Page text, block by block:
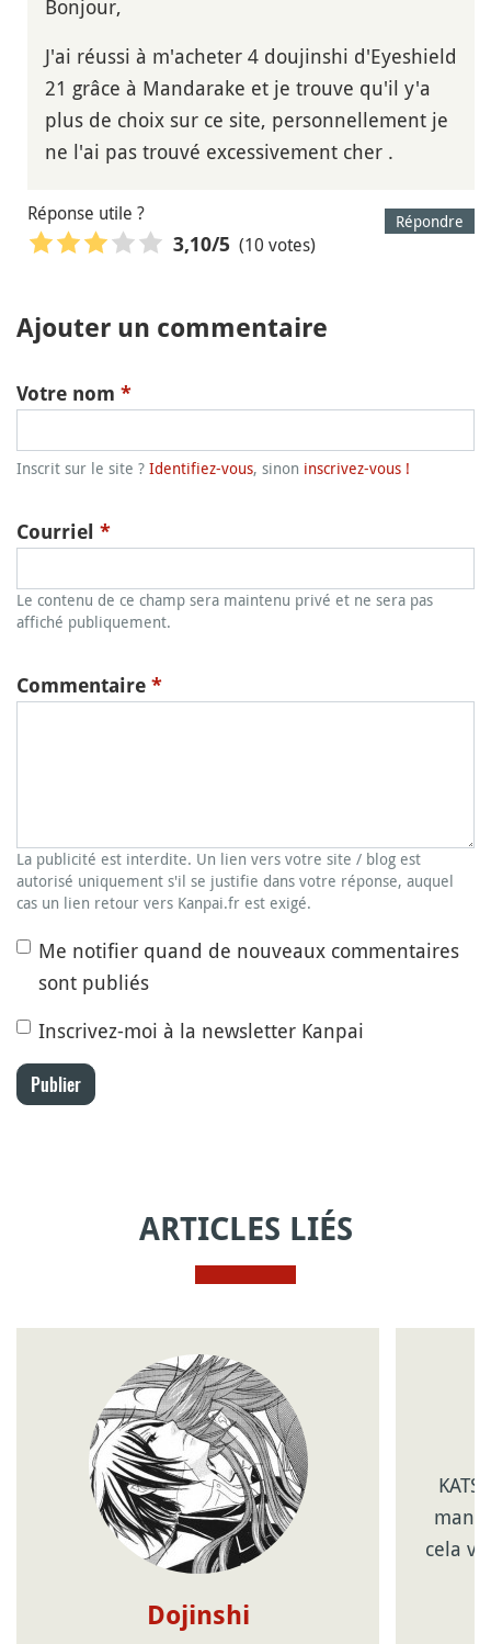
Bonjour,
J'ai réussi à m'acheter 4 doujinshi d'Eyeshield
21 grâce à Mandarake et je trouve qu'il y'a
plus de choix sur ce site, personnellement je
ne l'ai pas trouvé excessivement cher .
Répondre
Réponse utile ?
3,10/5 (10 votes)
Ajouter un commentaire
Votre nom *
Inscrit sur le site ? Identifiez-vous, sinon inscrivez-vous !
Courriel *
Le contenu de ce champ sera maintenu privé et ne sera pas
affiché publiquement.
Commentaire *
La publicité est interdite. Un lien vers votre site / blog est
autorisé uniquement s'il se justifie dans votre réponse, auquel
cas un lien retour vers Kanpai.fr est exigé.
Me notifier quand de nouveaux commentaires
sont publiés
Inscrivez-moi à la newsletter Kanpai
Publier
ARTICLES LIÉS
Dojinshi
cela